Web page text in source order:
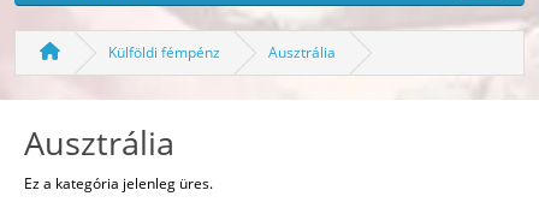
Külföldi fémpénz Ausztrália
Ausztrália
Ez a kategória jelenleg üres.